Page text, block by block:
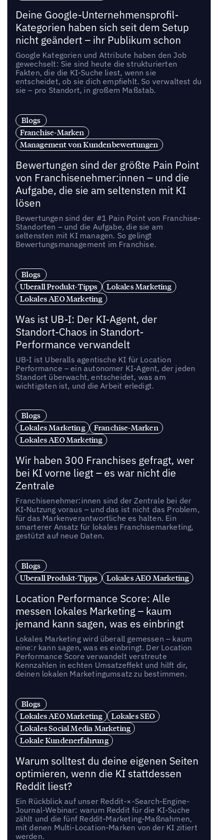
Deine Google-Unternehmensprofil-
Kategorien haben sich seit dem Setup
nicht geändert – ihr Publikum schon
Google Kategorien und Attribute haben den Job
gewechselt: Sie sind heute die strukturierten
Fakten, die die KI-Suche liest, wenn sie
entscheidet, ob sie dich empfiehlt. So verwaltest du
sie – pro Standort, in großem Maßstab.
Blogs
Franchise-Marken
Management von Kundenbewertungen
Bewertungen sind der größte Pain Point
von Franchisenehmer:innen – und die
Aufgabe, die sie am seltensten mit KI
lösen
Bewertungen sind der #1 Pain Point von Franchise-
Standorten – und die Aufgabe, die sie am
seltensten mit KI managen. So gelingt
Bewertungsmanagement im Franchise.
Blogs
Uberall Produkt-Tipps
Lokales Marketing
Lokales AEO Marketing
Was ist UB-I: Der KI-Agent, der
Standort-Chaos in Standort-
Performance verwandelt
UB-I ist Uberalls agentische KI für Location
Performance – ein autonomer KI-Agent, der jeden
Standort überwacht, entscheidet, was am
wichtigsten ist, und die Arbeit erledigt.
Blogs
Lokales Marketing
Franchise-Marken
Lokales AEO Marketing
Wir haben 300 Franchises gefragt, wer
bei KI vorne liegt – es war nicht die
Zentrale
Franchisenehmer:innen sind der Zentrale bei der
KI-Nutzung voraus – und das ist nicht das Problem,
für das Markenverantwortliche es halten. Ein
smarterer Ansatz für lokales Franchisemarketing,
gestützt auf neue Daten.
Blogs
Uberall Produkt-Tipps
Lokales AEO Marketing
Location Performance Score: Alle
messen lokales Marketing – kaum
jemand kann sagen, was es einbringt
Lokales Marketing wird überall gemessen – kaum
eine:r kann sagen, was es einbringt. Der Location
Performance Score verwandelt verstreute
Kennzahlen in echten Umsatzeffekt und hilft dir,
deinen lokalen Marketingumsatz zu bestimmen.
Blogs
Lokales AEO Marketing
Lokales SEO
Lokales Social Media Marketing
Lokale Kundenerfahrung
Warum solltest du deine eigenen Seiten
optimieren, wenn die KI stattdessen
Reddit liest?
Ein Rückblick auf unser Reddit-×-Search-Engine-
Journal-Webinar: warum Reddit für die KI-Suche
zählt und die fünf Reddit-Marketing-Maßnahmen,
mit denen Multi-Location-Marken von der KI zitiert
werden.